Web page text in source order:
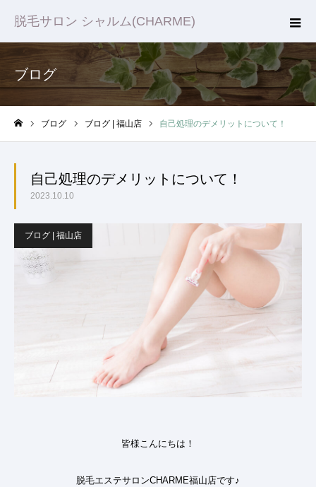
脱毛サロン シャルム(CHARME)
ブログ
ブログ ブログ | 福山店 自己処理のデメリットについて！
自己処理のデメリットについて！
2023.10.10
ブログ | 福山店
皆様こんにちは ！
脱毛エステサロンCHARME福山 店です♪